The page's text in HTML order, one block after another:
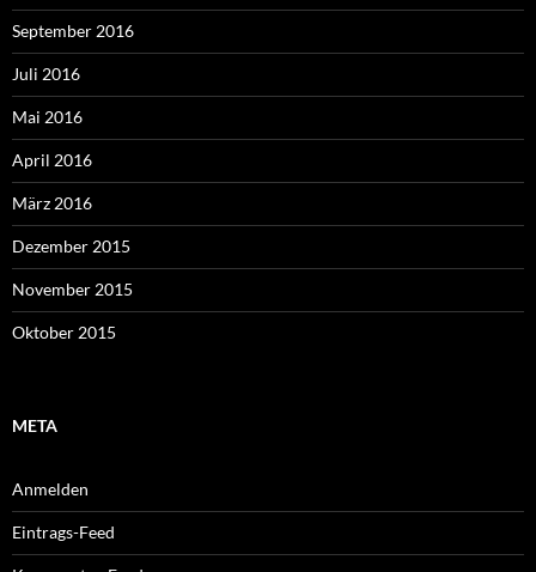
September 2016
Juli 2016
Mai 2016
April 2016
März 2016
Dezember 2015
November 2015
Oktober 2015
META
Anmelden
Eintrags-Feed